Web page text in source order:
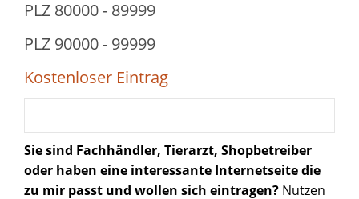
PLZ 80000 - 89999
PLZ 90000 - 99999
Kostenloser Eintrag
Sie sind Fachhändler, Tierarzt, Shopbetreiber
oder haben eine interessante Internetseite die
zu mir passt und wollen sich eintragen? Nutzen